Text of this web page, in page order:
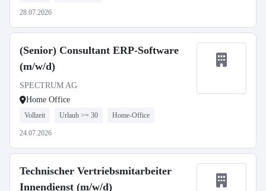
28.07.2026
(Senior) Consultant ERP-Software
(m/w/d)
SPECTRUM AG
Home Office
Vollzeit Urlaub >= 30 Home-Office
24.07.2026
Technischer Vertriebsmitarbeiter
Innendienst (m/w/d)